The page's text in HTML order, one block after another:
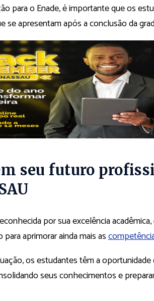
para o Enade, é importante que os
se apresentam após a conclusão da
seu futuro
por sua excelência
aprimorar ainda mais as
os estudantes têm a
seus conhecimentos e